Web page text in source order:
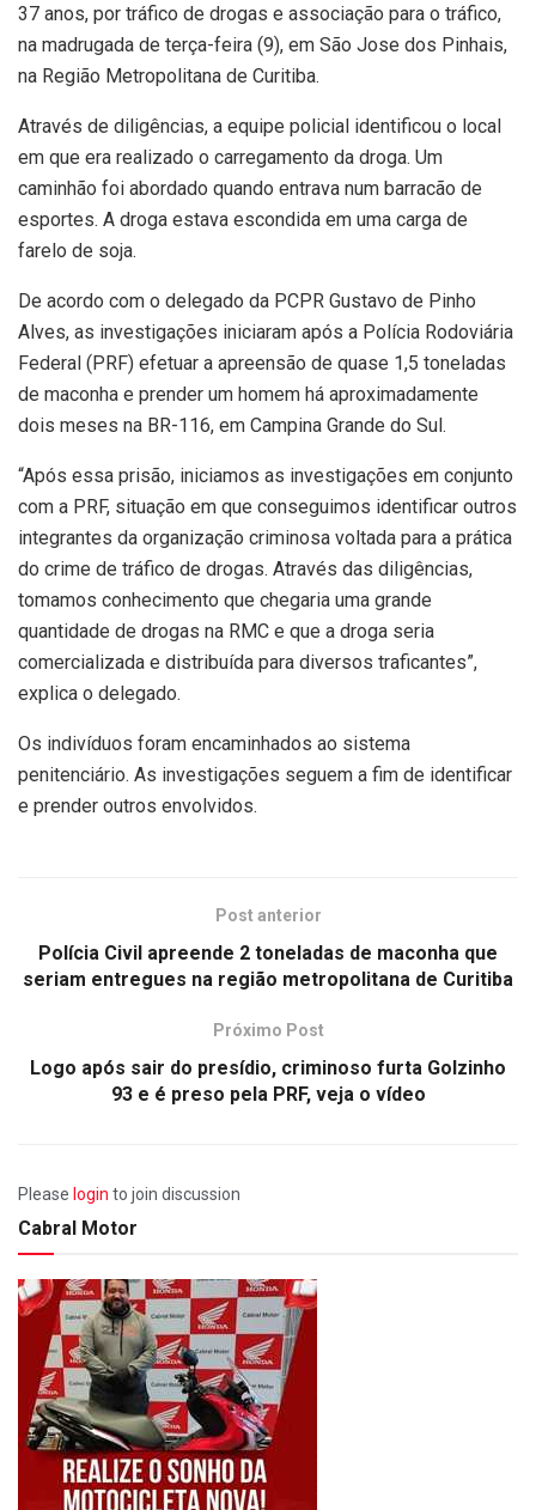
37 anos, por tráfico de drogas e associação para o tráfico,
na madrugada de terça-feira (9), em São Jose dos Pinhais,
na Região Metropolitana de Curitiba.
Através de diligências, a equipe policial identificou o local
em que era realizado o carregamento da droga. Um
caminhão foi abordado quando entrava num barracão de
esportes. A droga estava escondida em uma carga de
farelo de soja.
De acordo com o delegado da PCPR Gustavo de Pinho
Alves, as investigações iniciaram após a Polícia Rodoviária
Federal (PRF) efetuar a apreensão de quase 1,5 toneladas
de maconha e prender um homem há aproximadamente
dois meses na BR-116, em Campina Grande do Sul.
“Após essa prisão, iniciamos as investigações em conjunto
com a PRF, situação em que conseguimos identificar outros
integrantes da organização criminosa voltada para a prática
do crime de tráfico de drogas. Através das diligências,
tomamos conhecimento que chegaria uma grande
quantidade de drogas na RMC e que a droga seria
comercializada e distribuída para diversos traficantes”,
explica o delegado.
Os indivíduos foram encaminhados ao sistema
penitenciário. As investigações seguem a fim de identificar
e prender outros envolvidos.
Post anterior
Polícia Civil apreende 2 toneladas de maconha que
seriam entregues na região metropolitana de Curitiba
Próximo Post
Logo após sair do presídio, criminoso furta Golzinho
93 e é preso pela PRF, veja o vídeo
Please login to join discussion
Cabral Motor